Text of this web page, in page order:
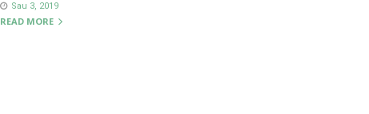
Sau 3, 2019
READ MORE